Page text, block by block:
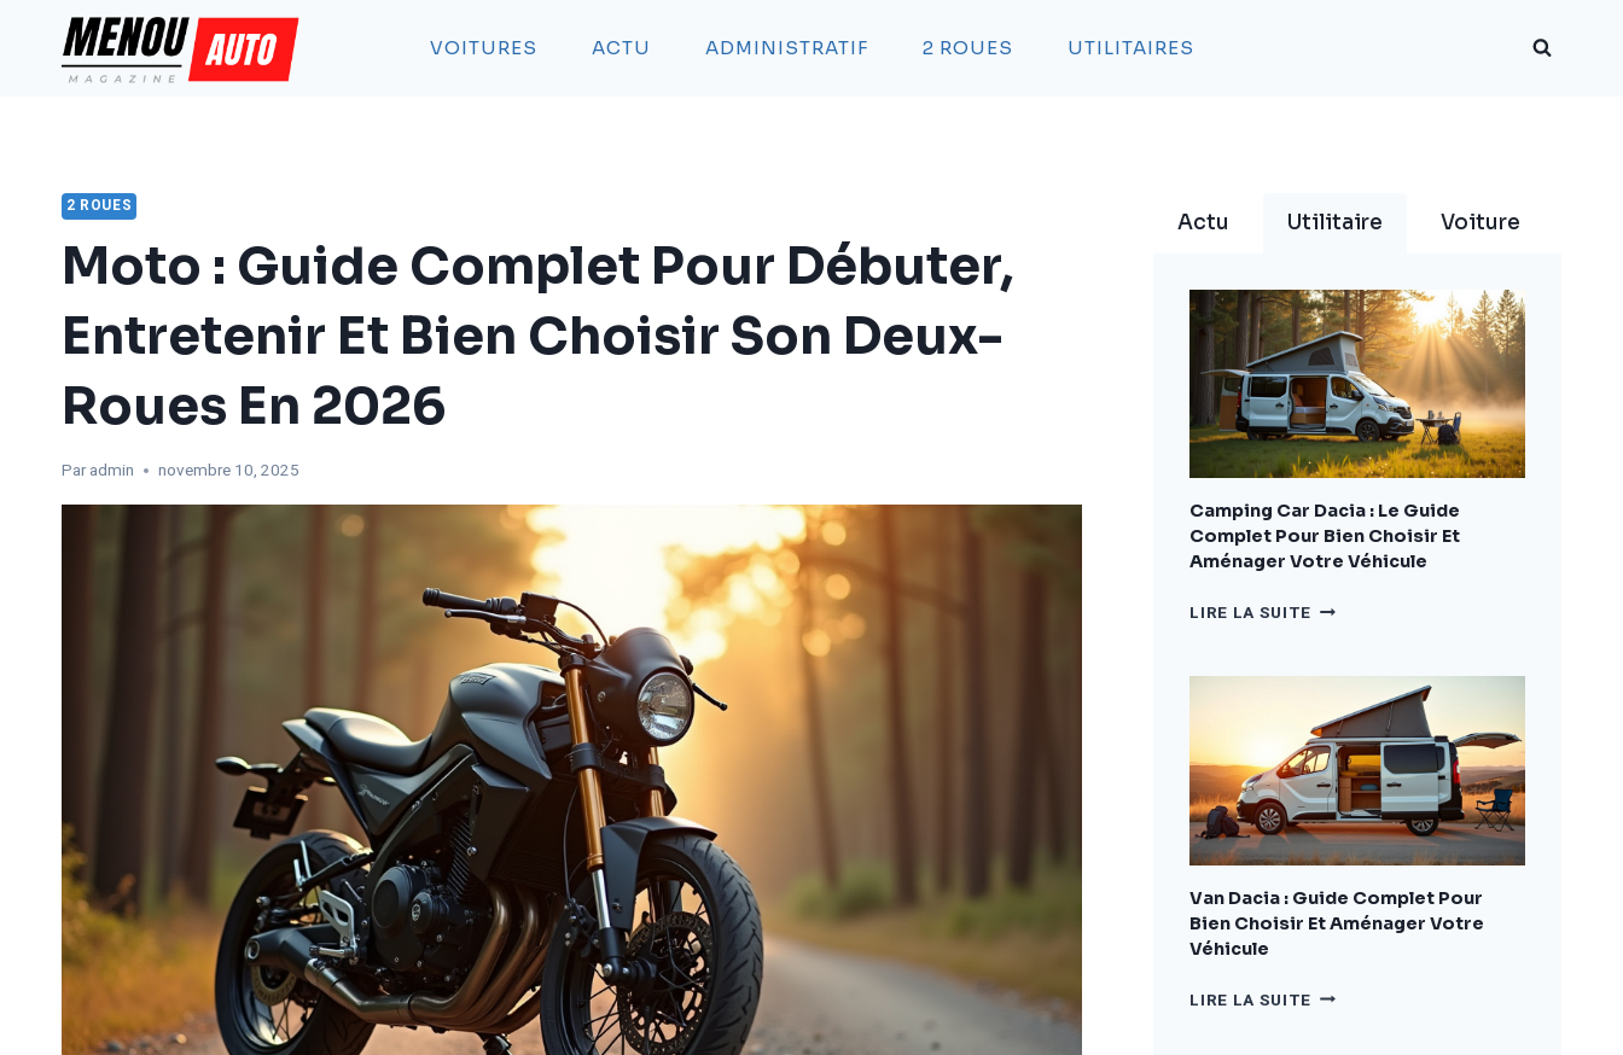
contenu
VOITURES ACTU ADMINISTRATIF 2 ROUES UTILITAIRES
2 ROUES
Moto : Guide Complet Pour Débuter,
Entretenir Et Bien Choisir Son Deux-
Roues En 2026
Par admin novembre 10, 2025
Actu Utilitaire Voiture
Camping Car Dacia : Le Guide
Complet Pour Bien Choisir Et
Aménager Votre Véhicule
LIRE LA SUITECAMPING
:
GUIDE
COMPLET
POUR
BIEN
CHOISIR
ET
AMÉNAGER
VOTRE
VÉHICULE
Van Dacia : Guide Complet Pour
Bien Choisir Et Aménager Votre
Véhicule
LIRE LA SUITEVAN